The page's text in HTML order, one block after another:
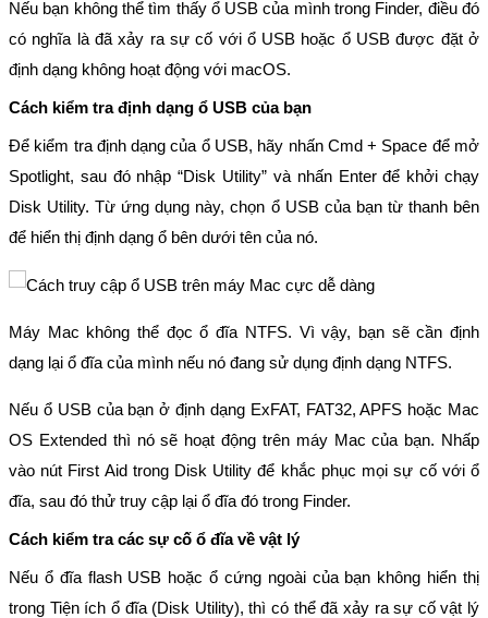
Nếu bạn không thể tìm thấy ổ USB của mình trong Finder, điều đó
có nghĩa là đã xảy ra sự cố với ổ USB hoặc ổ USB được đặt ở
định dạng không hoạt động với macOS.
Cách kiểm tra định dạng ổ USB của bạn
Để kiểm tra định dạng của ổ USB, hãy nhấn Cmd + Space để mở
Spotlight, sau đó nhập “Disk Utility” và nhấn Enter để khởi chạy
Disk Utility. Từ ứng dụng này, chọn ổ USB của bạn từ thanh bên
để hiển thị định dạng ổ bên dưới tên của nó.
Máy Mac không thể đọc ổ đĩa NTFS. Vì vậy, bạn sẽ cần định
dạng lại ổ đĩa của mình nếu nó đang sử dụng định dạng NTFS.
Nếu ổ USB của bạn ở định dạng ExFAT, FAT32, APFS hoặc Mac
OS Extended thì nó sẽ hoạt động trên máy Mac của bạn. Nhấp
vào nút First Aid trong Disk Utility để khắc phục mọi sự cố với ổ
đĩa, sau đó thử truy cập lại ổ đĩa đó trong Finder.
Cách kiểm tra các sự cố ổ đĩa về vật lý
Nếu ổ đĩa flash USB hoặc ổ cứng ngoài của bạn không hiển thị
trong Tiện ích ổ đĩa (Disk Utility), thì có thể đã xảy ra sự cố vật lý